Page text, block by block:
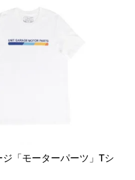
「モーターパーツ」Tシ